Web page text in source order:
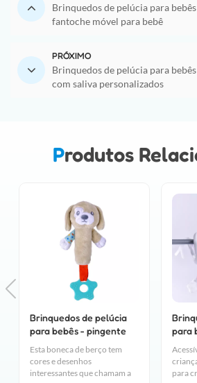
Brinquedos de pelúcia para
fantoche móvel para bebê
PRÓXIMO
Brinquedos de pelúcia para
com saliva personalizados
Produtos
Brinquedos de pelúcia
para bebês - pingente
de boneca para carrinho
de bebê
Esta boneca de berço tem
cores e desenhos
interessantes que chamam a
para
para